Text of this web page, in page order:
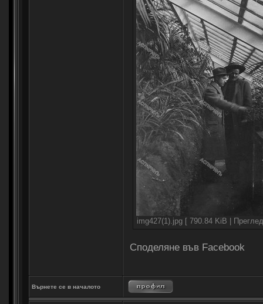
img427(1).jpg [ 790.84 KiB |
Споделяне във Facebook
Върнете се в началото